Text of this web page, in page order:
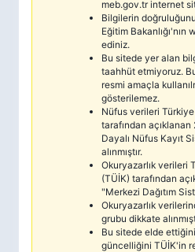
meb.gov.tr internet
Bilgilerin
Eğitim
ediniz.
Bu sitede yer alan
taahhüt etmiyoruz.
resmi amaçla
gösterilemez.
Nüfus verileri
tarafından
Dayalı Nüfus Kayıt
alınmıştır.
Okuryazarlık verileri
(TÜİK) tarafından
"Merkezi Dağıtım
Okuryazarlık
grubu dikkate
Bu sitede elde
güncelliğini TÜİK'in